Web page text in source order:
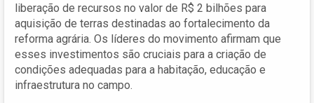
liberação de recursos no valor de R$ 2 bilhões para
aquisição de terras destinadas ao fortalecimento da
reforma agrária. Os líderes do movimento afirmam que
esses investimentos são cruciais para a criação de
condições adequadas para a habitação, educação e
infraestrutura no campo.